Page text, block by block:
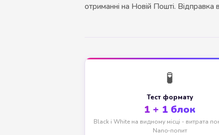
отриманні на Новій Пошті. Відправка
🧪
Тест формату
1 + 1 блок
Black і White на видному місці - витрата
Nano-попит